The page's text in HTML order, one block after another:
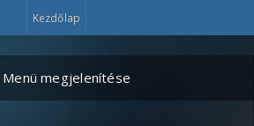
Kezdőlap
Menü megjelenítése